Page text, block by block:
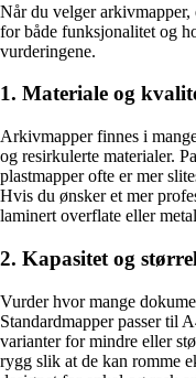
Når du velger
for både funksjonalitet og
vurderingene.
1. Materiale og
Arkivmapper finnes i
og resirkulerte materialer.
plastmapper ofte er mer
Hvis du ønsker et mer
laminert overflate eller
2. Kapasitet og
Vurder hvor mange
Standardmapper passer til
varianter for mindre eller
rygg slik at de kan romme